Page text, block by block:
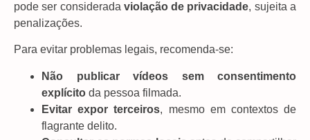
pode ser considerada violação de privacidade, sujeita a
penalizações.
Para evitar problemas legais, recomenda-se:
Não publicar vídeos sem consentimento
explícito da pessoa filmada.
Evitar expor terceiros, mesmo em contextos de
flagrante delito.